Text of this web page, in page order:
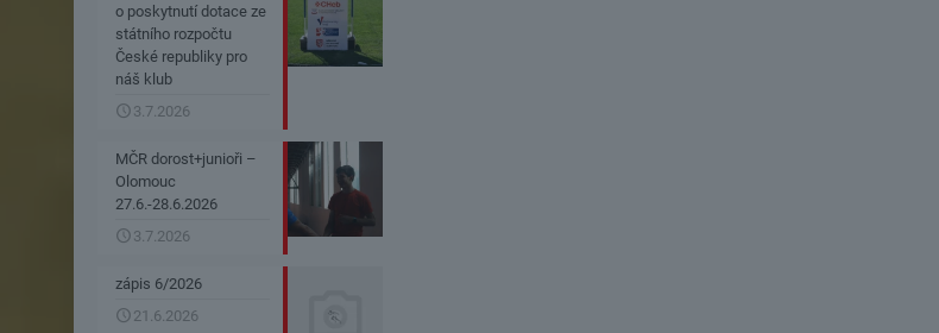
o poskytnutí dotace ze
státního rozpočtu
České republiky pro
náš klub
3.7.2026
MČR dorost+junioři –
Olomouc
27.6.-28.6.2026
3.7.2026
zápis 6/2026
21.6.2026